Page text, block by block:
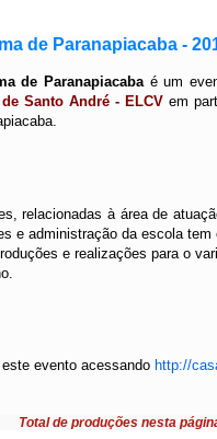
de Paranapiacaba -
de Paranapiacabaé um
Santo André - ELCV em
relacionadas à área de
e administração da escola tem
e realizações para o
evento acessando http://
Total de produções nesta